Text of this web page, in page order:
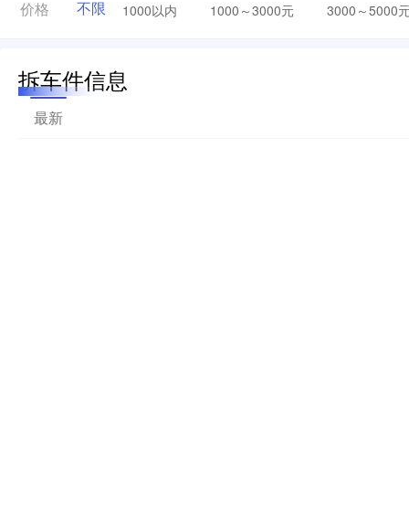
价格 不限 1000以内 1000～3000元 3000～5000
拆车件信息
最新